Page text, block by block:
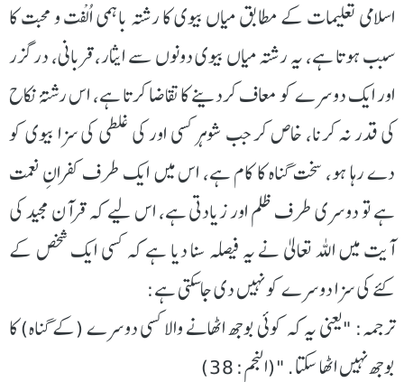
اسلامی تعلیمات کے مطابق میاں بیوی کا رشتہ باہمی اُلْفت و محبت کا
سبب ہوتا ہے، یہ رشتہ میاں بیوی دونوں سے ایثار، قربانی، درگزر
اور ایک دوسرے کو معاف کردینے کا تقاضا کرتا ہے، اس رشتۂ نکاح
کی قدر نہ کرنا، خاص کر جب شوہر کسی اور کی غلطی کی سزا بیوی کو
دے رہا ہو، سخت گناہ کا کام ہے، اس میں ایک طرف کفرانِ نعمت
ہے تو دوسری طرف ظلم اور زیادتی ہے، اس لیے کہ قرآن مجید کی
آیت میں اللہ تعالیٰ نے یہ فیصلہ سنا دیا ہے کہ کسی ایک شخص کے
کئے کی سزا دوسرے کو نہیں دی جاسکتی ہے:
ترجمہ: "یعنی یہ کہ کوئی بوجھ اٹھانے والا کسی دوسرے (کے گناہ) کا
بوجھ نہیں اٹھا سکتا. "(النجم: 38)